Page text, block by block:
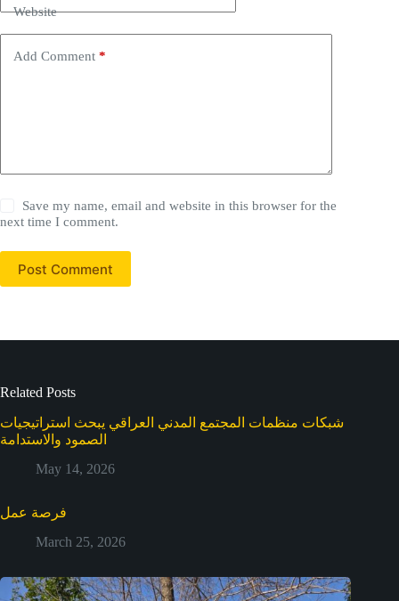
Website
Add Comment *
Save my name, email and website in this browser for the
next time I comment.
Post Comment
Related Posts
شبكات منظمات المجتمع المدني العراقي يبحث استراتيجيات
الصمود والاستدامة
May 14, 2026
فرصة عمل
March 25, 2026